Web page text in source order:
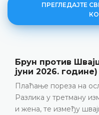
ПРЕГЛЕДАЈТЕ
Ortega
36325/22, 4.
Неиспуњавање
обезбиједи
основу пола у